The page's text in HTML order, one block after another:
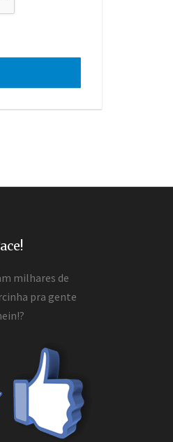
milhares de
pra gente